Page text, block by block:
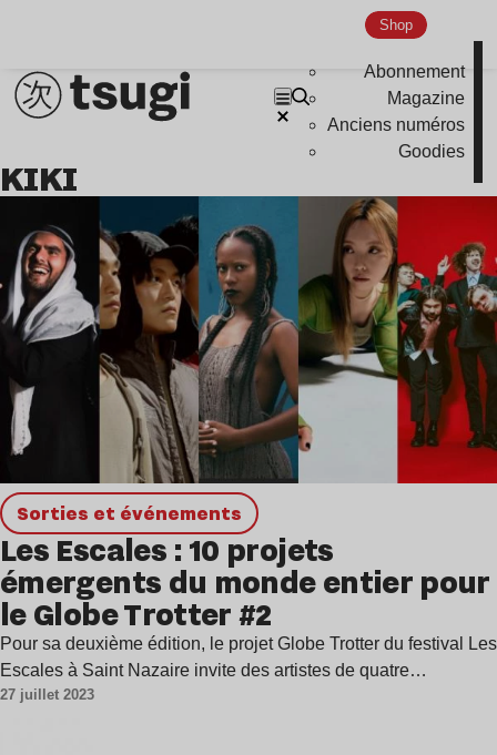
Shop
Abonnement
Magazine
Anciens numéros
Goodies
KIKI
Sorties et événements
Les Escales : 10 projets
émergents du monde entier pour
le Globe Trotter #2
Pour sa deuxième édition, le projet Globe Trotter du festival Les
Escales à Saint Nazaire invite des artistes de quatre…
27 juillet 2023